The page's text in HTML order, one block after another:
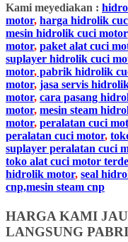
Kami meyediakan :
motor, harga hidrolik
mesin hidrolik cuci motor
motor, paket alat cuci
suplayer hidrolik cuci
motor, pabrik hidrolik
motor, jasa servis
motor, cara pasang
motor, mesin steam
motor, peralatan cuci
peralatan cuci motor,
suplayer peralatan cuci
toko alat cuci motor
hidrolik motor, seal
cnp,mesin steam cnp
HARGA KAMI
LANGSUNG